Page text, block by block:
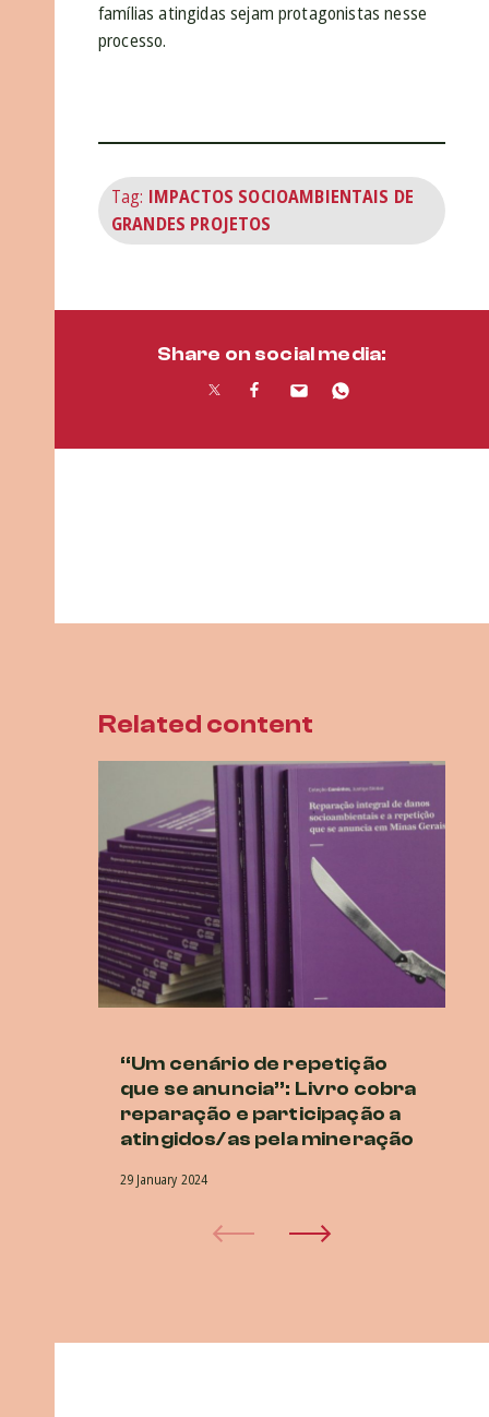
famílias atingidas sejam protagonistas nesse
processo.
Tag: IMPACTOS SOCIOAMBIENTAIS DE
GRANDES PROJETOS
Share on social media:
Related content
“Um cenário de repetição
que se anuncia”: Livro cobra
reparação e participação a
atingidos/as pela mineração
29 January 2024